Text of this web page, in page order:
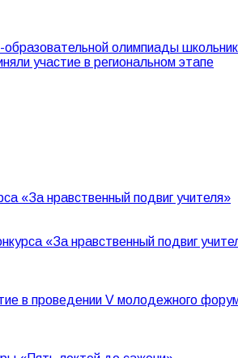
олимпиады
участие в региональном этапе
«За нравственный подвиг учителя»
«За нравственный подвиг
в проведении V молодежного